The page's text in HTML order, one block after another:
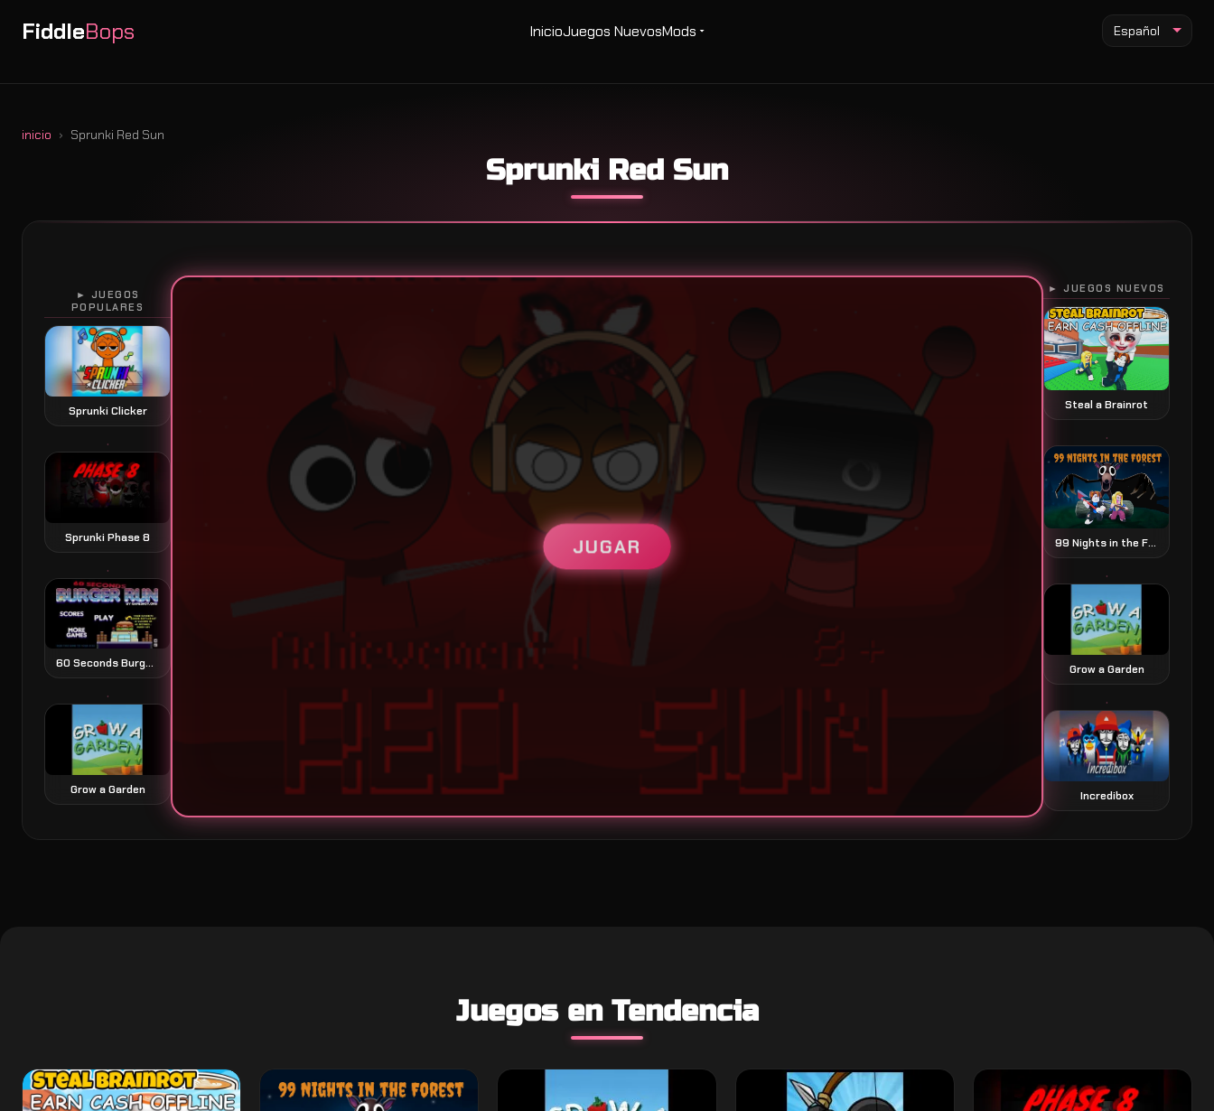
FiddleBops InicioJuegos NuevosMods Español
inicio Sprunki Red Sun
Sprunki Red Sun
► JUEGOS
POPULARES
Sprunki Clicker
Sprunki Phase 8
60 Seconds Burger Run juego de plataformas exprés
Grow a Garden
JUGAR
► JUEGOS NUEVOS
Steal a Brainrot
99 Nights in the Forest juego de terror y supervivencia
Grow a Garden
Incredibox
Juegos en Tendencia